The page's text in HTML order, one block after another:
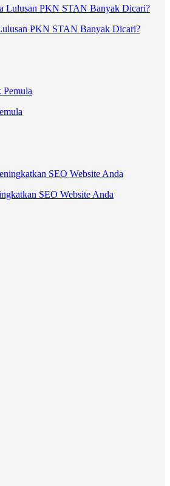
PKN STAN Banyak Dicari?
SEO Website Anda